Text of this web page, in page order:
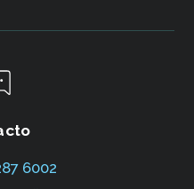
6002‬